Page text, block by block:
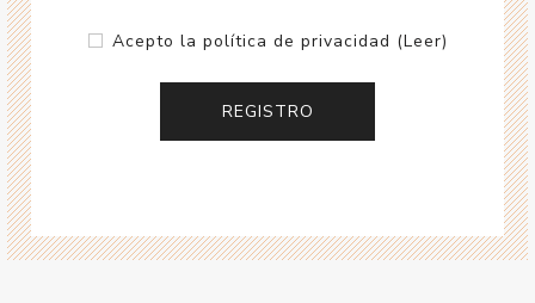
Acepto la política de privacidad (Leer)